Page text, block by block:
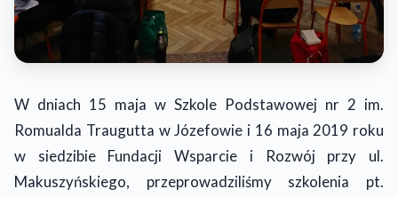
W dniach 15 maja w Szkole Podstawowej nr 2 im.
Romualda Traugutta w Józefowie i 16 maja 2019 roku
w siedzibie Fundacji Wsparcie i Rozwój przy ul.
Makuszyńskiego, przeprowadziliśmy szkolenia pt.